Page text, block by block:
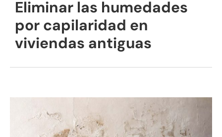
Eliminar las humedades
por capilaridad en
viviendas antiguas